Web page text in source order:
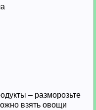
– разморозьте
взять овощи